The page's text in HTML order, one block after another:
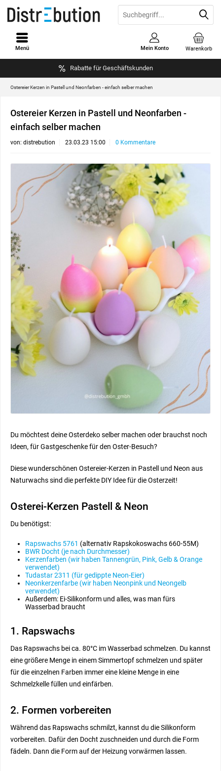
Rabatte für Geschäftskunden
Warenkorb
Mein Konto
Menü
Ostereier Kerzen in Pastell und Neonfarben - einfach selber machen
Ostereier Kerzen in Pastell und Neonfarben -
einfach selber machen
von: distrebution 23.03.23 15:00 0 Kommentare
Du möchtest deine Osterdeko selber machen oder brauchst noch
Ideen, für Gastgeschenke für den Oster-Besuch?
Diese wunderschönen Ostereier-Kerzen in Pastell und Neon aus
Naturwachs sind die perfekte DIY Idee für die Osterzeit!
Osterei-Kerzen Pastell & Neon
Du benötigst:
Rapswachs 5761 (alternativ Rapskokoswachs 660-55M)
BWR Docht (je nach Durchmesser)
Kerzenfarben (wir haben Tannengrün, Pink, Gelb & Orange
verwendet)
Tudastar 2311 (für gedippte Neon-Eier)
Neonkerzenfarbe (wir haben Neonpink und Neongelb
verwendet)
Außerdem: Ei-Silikonform und alles, was man fürs
Wasserbad braucht
1. Rapswachs
Das Rapswachs bei ca. 80°C im Wasserbad schmelzen. Du kannst
eine größere Menge in einem Simmertopf schmelzen und später
für die einzelnen Farben immer eine kleine Menge in eine
Schmelzkelle füllen und einfärben.
2. Formen vorbereiten
Während das Rapswachs schmilzt, kannst du die Silikonform
vorbereiten. Dafür den Docht zuschneiden und durch die Form
fädeln. Dann die Form auf der Heizung vorwärmen lassen.